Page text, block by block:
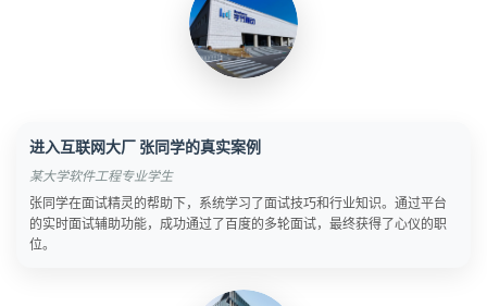
进入互联网大厂 张同学的真实案例
某大学软件工程专业学生
张同学在面试精灵的帮助下，系统学习了面试技巧和行业知识。通过平台
的实时面试辅助功能，成功通过了百度的多轮面试，最终获得了心仪的职
位。